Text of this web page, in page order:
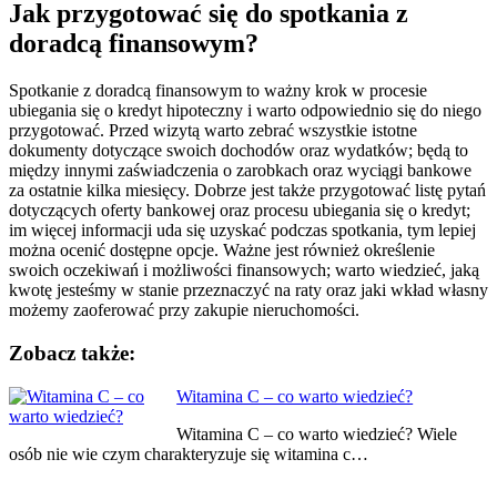
Jak przygotować się do spotkania z
doradcą finansowym?
Spotkanie z doradcą finansowym to ważny krok w procesie
ubiegania się o kredyt hipoteczny i warto odpowiednio się do niego
przygotować. Przed wizytą warto zebrać wszystkie istotne
dokumenty dotyczące swoich dochodów oraz wydatków; będą to
między innymi zaświadczenia o zarobkach oraz wyciągi bankowe
za ostatnie kilka miesięcy. Dobrze jest także przygotować listę pytań
dotyczących oferty bankowej oraz procesu ubiegania się o kredyt;
im więcej informacji uda się uzyskać podczas spotkania, tym lepiej
można ocenić dostępne opcje. Ważne jest również określenie
swoich oczekiwań i możliwości finansowych; warto wiedzieć, jaką
kwotę jesteśmy w stanie przeznaczyć na raty oraz jaki wkład własny
możemy zaoferować przy zakupie nieruchomości.
Zobacz także:
Witamina C – co warto wiedzieć?
Witamina C – co warto wiedzieć? Wiele
osób nie wie czym charakteryzuje się witamina c…
Nawigacja
wpisu